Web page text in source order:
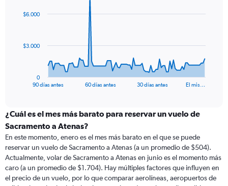
data
The
categories.
Range:
categories.
The
chart
has
1
90 días antes 60 días antes 30 días antes El mis…
0
$3.000
$6.000
¿Cuál es el mes más barato para reservar un vuelo de
Sacramento a Atenas?
En este momento, enero es el mes más barato en el que se puede
reservar un vuelo de Sacramento a Atenas (a un promedio de $504).
Actualmente, volar de Sacramento a Atenas en junio es el momento más
caro (a un promedio de $1.704). Hay múltiples factores que influyen en
el precio de un vuelo, por lo que comparar aerolíneas, aeropuertos de